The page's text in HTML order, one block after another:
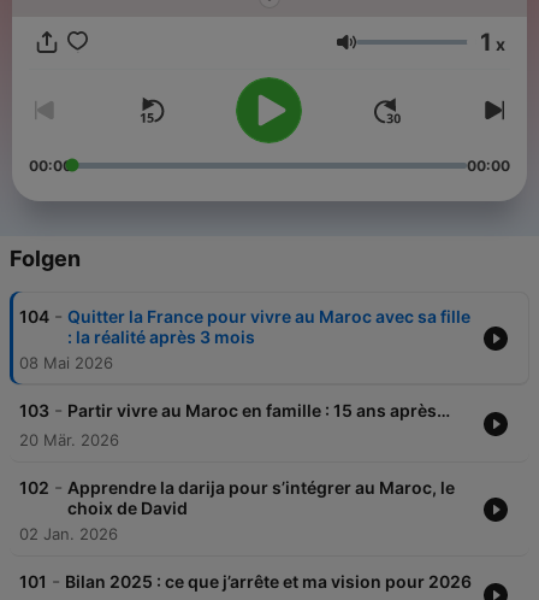
https://entreprendremaroc.com 👉 Préparez dès aujourd'hui
Lautstärke 1 x
00:00 00:00
Folgen
104 - Quitter la France pour vivre au Maroc avec sa fille
: la réalité après 3 mois
08 Mai 2026
103 - Partir vivre au Maroc en famille : 15 ans après…
20 Mär. 2026
102 - Apprendre la darija pour s’intégrer au Maroc, le
choix de David
02 Jan. 2026
101 - Bilan 2025 : ce que j’arrête et ma vision pour 2026